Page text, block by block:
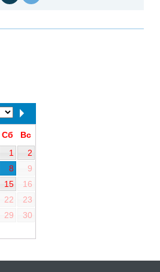
Сб
Вс
1
2
8
9
15
16
22
23
29
30